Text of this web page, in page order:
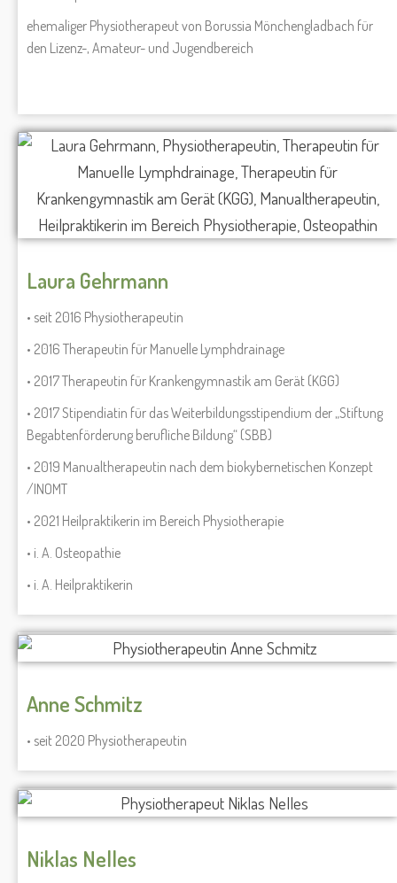
ehemaliger Physiotherapeut von Borussia Mönchengladbach für
den Lizenz-, Amateur- und Jugendbereich
Laura Gehrmann
• seit 2016 Physiotherapeutin
• 2016 Therapeutin für Manuelle Lymphdrainage
• 2017 Therapeutin für Krankengymnastik am Gerät (KGG)
• 2017 Stipendiatin für das Weiterbildungsstipendium der „Stiftung
Begabtenförderung berufliche Bildung“ (SBB)
• 2019 Manualtherapeutin nach dem biokybernetischen Konzept
/INOMT
• 2021 Heilpraktikerin im Bereich Physiotherapie
• i. A. Osteopathie
• i. A. Heilpraktikerin
Anne Schmitz
• seit 2020 Physiotherapeutin
Niklas Nelles